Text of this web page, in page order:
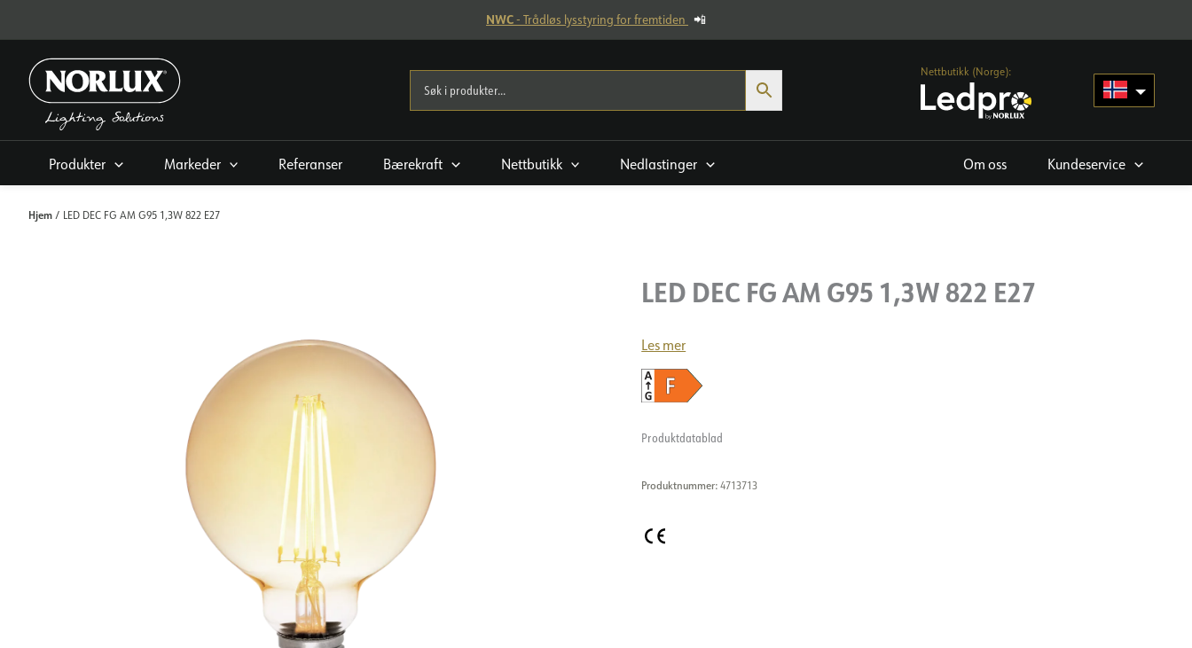
innholdet
NWC- Trådløs lysstyring for fremtiden 📲
Nettbutikk (Norge):
Produkter Markeder Referanser Bærekraft Nettbutikk Nedlastinger Om oss Kundeservice
Hjem / LED DEC FG AM G95 1,3W 822 E27
LED DEC FG AM G95 1,3W 822 E27
Les mer
Produktdatablad
Produktnummer:4713713